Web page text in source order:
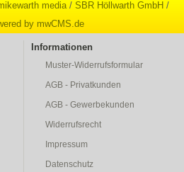
media / SBR Höllwarth GmbH /
by mwCMS.de
Informationen
Muster-Widerrufsformular
AGB - Privatkunden
AGB - Gewerbekunden
Widerrufsrecht
Impressum
Datenschutz